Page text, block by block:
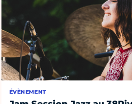
ÉVÈNEMENT